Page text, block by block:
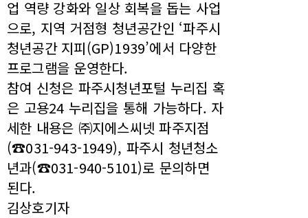
업 역량 강화와 일상 회복을 돕는 사업
으로, 지역 거점형 청년공간인 ‘파주시
청년공간 지피(GP)1939’에서 다양한
프로그램을 운영한다.
참여 신청은 파주시청년포털 누리집 혹
은 고용24 누리집을 통해 가능하다. 자
세한 내용은 ㈜지에스씨넷 파주지점
(☎031-943-1949), 파주시 청년청소
년과(☎031-940-5101)로 문의하면
된다.
김상호기자